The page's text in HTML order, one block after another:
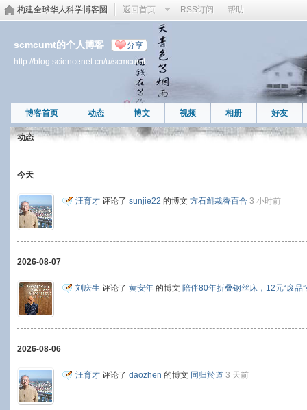
构建全球华人科学博客圈 返回首页 RSS订阅 帮助
scmcumt的个人博客 分享
http://blog.sciencenet.cn/u/scmcumt
博客首页 动态 博文 视频 相册 好友
动态
今天
汪育才 评论了 sunjie22 的博文 方石斛栽香百合 3 小时前
2026-08-07
刘庆生 评论了 黄安年 的博文 陪伴80年折叠钢丝床，12元“废品
2026-08-06
汪育才 评论了 daozhen 的博文 同归於道 3 天前